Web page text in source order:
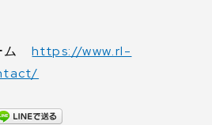
ムhttps://www.rl-